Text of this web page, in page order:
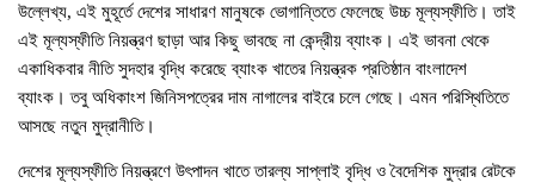
উল্লেখ্য, এই মুহূর্তে দেশের সাধারণ মানুষকে ভোগান্তিতে ফেলেছে উচ্চ মূল্যস্ফীতি। তাই
এই মূল্যস্ফীতি নিয়ন্ত্রণ ছাড়া আর কিছু ভাবছে না কেন্দ্রীয় ব্যাংক। এই ভাবনা থেকে
একাধিকবার নীতি সুদহার বৃদ্ধি করেছে ব্যাংক খাতের নিয়ন্ত্রক প্রতিষ্ঠান বাংলাদেশ
ব্যাংক। তবু অধিকাংশ জিনিসপত্রের দাম নাগালের বাইরে চলে গেছে। এমন পরিস্থিতিতে
আসছে নতুন মুদ্রানীতি।
দেশের মূল্যস্ফীতি নিয়ন্ত্রণে উৎপাদন খাতে তারল্য সাপ্লাই বৃদ্ধি ও বৈদেশিক মুদ্রার রেটকে